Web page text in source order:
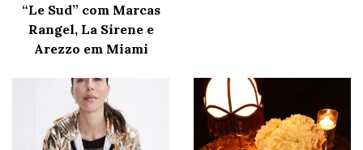
“Le Sud” com Marcas
Rangel, La Sirene e
Arezzo em Miami